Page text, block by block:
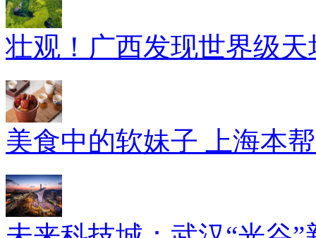
壮观！广西发现世界级
美食中的软妹子 上海本